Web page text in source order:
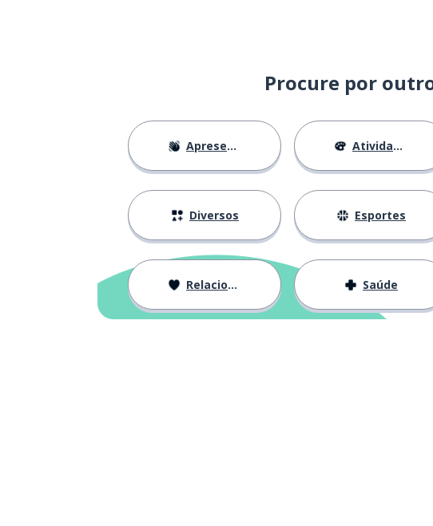
Procure por
Apresentações Atividades
Diversos Esportes
Relacionamentos Saúde